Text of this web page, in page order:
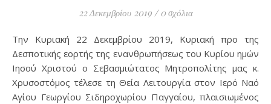
22 Δεκεμβρίου 2019 / 0 σχόλια
Την Κυριακή 22 Δεκεμβρίου 2019, Κυριακή προ της
Δεσποτικής εορτής της ενανθρωπήσεως του Κυρίου ημών
Ιησού Χριστού ο Σεβασμιώτατος Μητροπολίτης μας κ.
Χρυσοστόμος τέλεσε τη Θεία Λειτουργία στον Ιερό Ναό
Αγίου Γεωργίου Σιδηροχωρίου Παγγαίου, πλαισιωμένος